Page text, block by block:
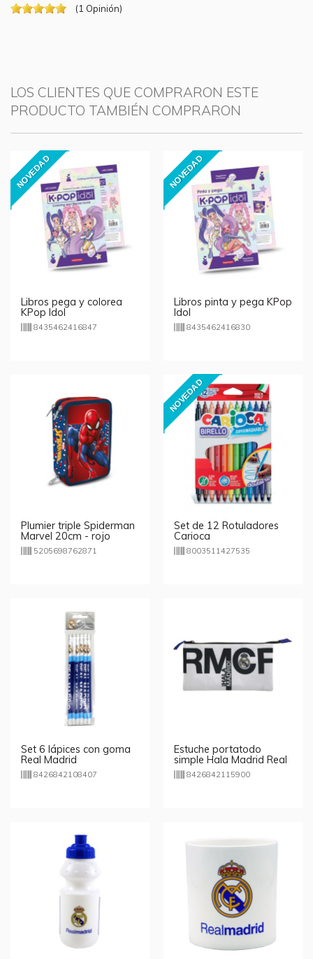
(1 Opinión)
LOS CLIENTES QUE COMPRARON ESTE
PRODUCTO TAMBIÉN COMPRARON
NOVEDAD
Libros pega y colorea
KPop Idol
8435462416847
NOVEDAD
Libros pinta y pega KPop
Idol
8435462416830
Plumier triple Spiderman
Marvel 20cm - rojo
5205698762871
NOVEDAD
Set de 12 Rotuladores
Carioca
BirelloSuperwashable
8003511427535
Set 6 lápices con goma
Real Madrid
8426842108407
Estuche portatodo
simple Hala Madrid Real
Madrid
8426842115900